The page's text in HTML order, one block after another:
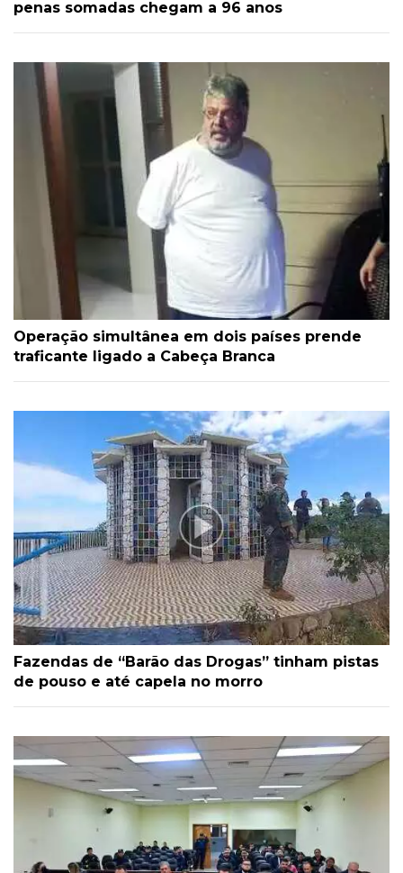
penas somadas chegam a 96 anos
Operação simultânea em dois países prende
traficante ligado a Cabeça Branca
Fazendas de “Barão das Drogas” tinham pistas
de pouso e até capela no morro